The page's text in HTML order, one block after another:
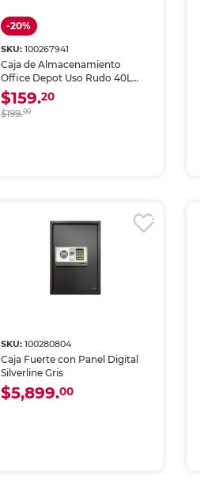
-20%
SKU: 100267941
Caja de Almacenamiento
Office Depot Uso Rudo 40L
Negra
$159.20
$199.00
SKU: 100280804
Caja Fuerte con Panel Digital
Silverline Gris
$5,899.00